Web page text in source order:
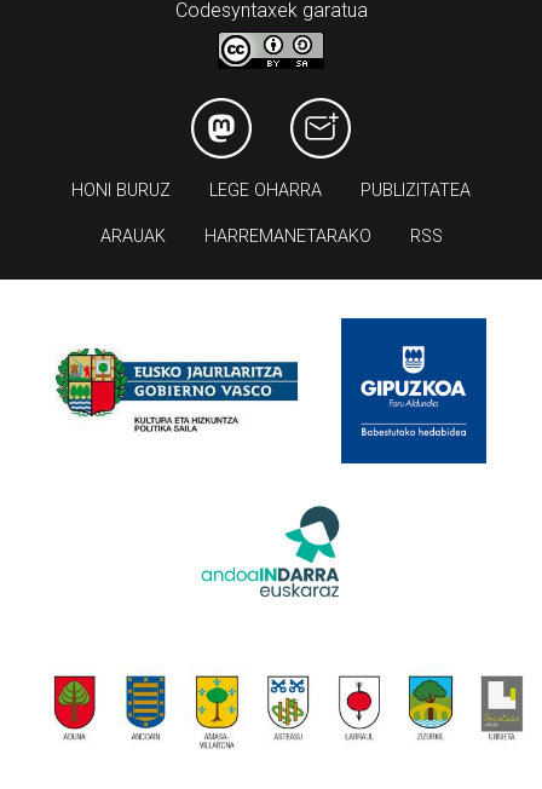
Codesyntaxek garatua
HONI BURUZ LEGE OHARRA PUBLIZITATEA
ARAUAK HARREMANETARAKO RSS